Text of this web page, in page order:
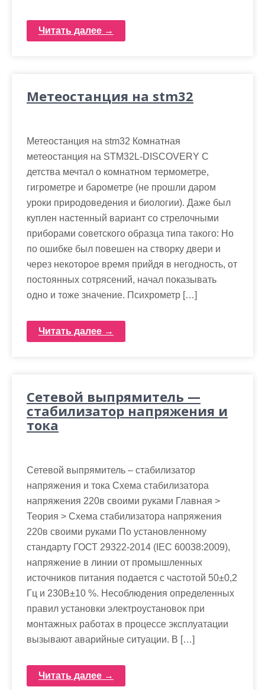
Читать далее →
Метеостанция на stm32
Метеостанция на stm32 Комнатная
метеостанция на STM32L-DISCOVERY С
детства мечтал о комнатном термометре,
гигрометре и барометре (не прошли даром
уроки природоведения и биологии). Даже был
куплен настенный вариант со стрелочными
приборами советского образца типа такого: Но
по ошибке был повешен на створку двери и
через некоторое время прийдя в негодность, от
постоянных сотрясений, начал показывать
одно и тоже значение. Психрометр […]
Читать далее →
Сетевой выпрямитель —
стабилизатор напряжения и
тока
Сетевой выпрямитель – стабилизатор
напряжения и тока Схема стабилизатора
напряжения 220в своими руками Главная >
Теория > Схема стабилизатора напряжения
220в своими руками По установленному
стандарту ГОСТ 29322-2014 (IEC 60038:2009),
напряжение в линии от промышленных
источников питания подается с частотой 50±0,2
Гц и 230В±10 %. Несоблюдения определенных
правил установки электроустановок при
монтажных работах в процессе эксплуатации
вызывают аварийные ситуации. В […]
Читать далее →